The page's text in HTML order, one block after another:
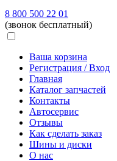
8 800 500 22 01
(звонок бесплатный)
Ваша корзина
Регистрация / Вход
Главная
Каталог запчастей
Контакты
Автосервис
Отзывы
Как сделать заказ
Шины и диски
О нас